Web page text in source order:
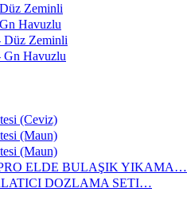
Zeminli
Havuzlu
Düz Zeminli
Gn Havuzlu
(Ceviz)
(Maun)
(Maun)
ELDE BULAŞIK YIKAMA…
DOZLAMA SETI…